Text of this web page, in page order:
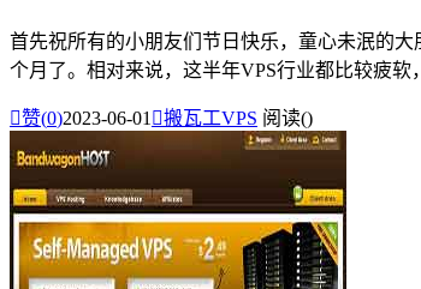
首先祝所有的小朋友们节日快乐，童心未泯的
个月了。相对来说，这半年VPS行业都比较疲软
赞(0)2023-06-01 搬瓦工VPS 阅读()